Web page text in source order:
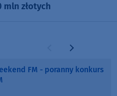
mln złotych
Poprzednia strona
Następna
FM - poranny konkurs